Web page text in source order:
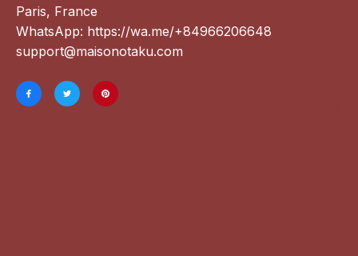
Paris, France
WhatsApp: https://wa.me/+84966206648
support@maisonotaku.com